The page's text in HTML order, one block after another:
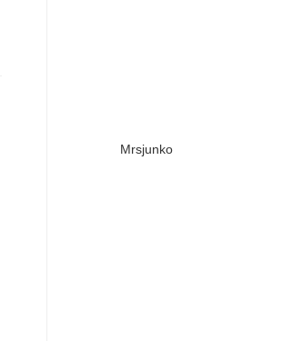
Mrsjunko